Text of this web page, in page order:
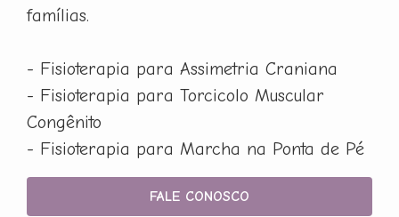
famílias.
- Fisioterapia para Assimetria Craniana
- Fisioterapia para Torcicolo Muscular
Congênito
- Fisioterapia para Marcha na Ponta de Pé
FALE CONOSCO